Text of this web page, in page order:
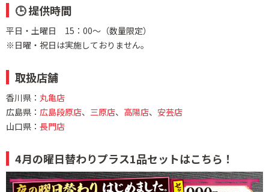
🕒 提供時間
平日・土曜日 15：00〜（数量限定）
※日曜・祝日は実施しておりません。
取扱店舗
香川県： 丸亀店
広島県： 広島段原店、 三原店、 高陽店、 安芸店
山口県： 長門店
4月の曜日替わりプラス1品セットはこちら！